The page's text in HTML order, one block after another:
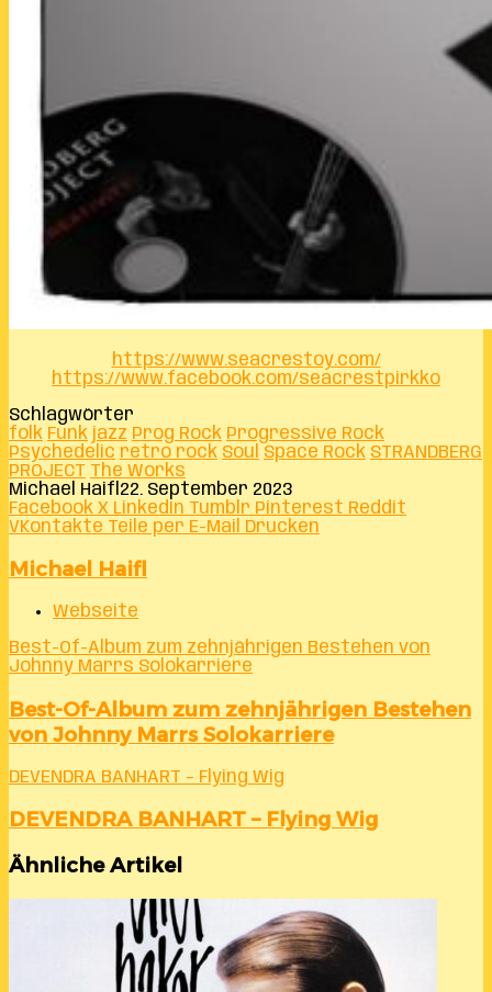
https://www.seacrestoy.com/
https://www.facebook.com/seacrestpirkko
Schlagwörter
folk Funk jazz Prog Rock Progressive Rock
Psychedelic retro rock Soul Space Rock STRANDBERG
PROJECT The Works
Michael Haifl 22. September 2023
Facebook X LinkedIn Tumblr Pinterest Reddit
VKontakte Teile per E-Mail Drucken
Michael Haifl
Webseite
Best-Of-Album zum zehnjährigen Bestehen von
Johnny Marrs Solokarriere
Best-Of-Album zum zehnjährigen Bestehen
von Johnny Marrs Solokarriere
DEVENDRA BANHART – Flying Wig
DEVENDRA BANHART – Flying Wig
Ähnliche Artikel